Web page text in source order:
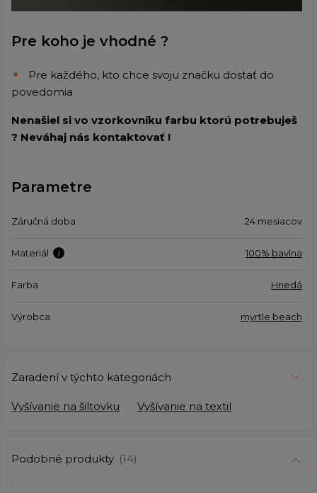
Pre koho je vhodné ?
Pre každého, kto chce svoju značku dostať do
povedomia
Nenašiel si vo vzorkovníku farbu ktorú potrebuješ
? Neváhaj nás kontaktovať !
Parametre
Záručná doba 24 mesiacov
Materiál 100% bavlna
Farba Hnedá
Výrobca myrtle beach
Zaradení v týchto kategoriách
Vyšívanie na šiltovku Vyšívanie na textil
Podobné produkty (14)